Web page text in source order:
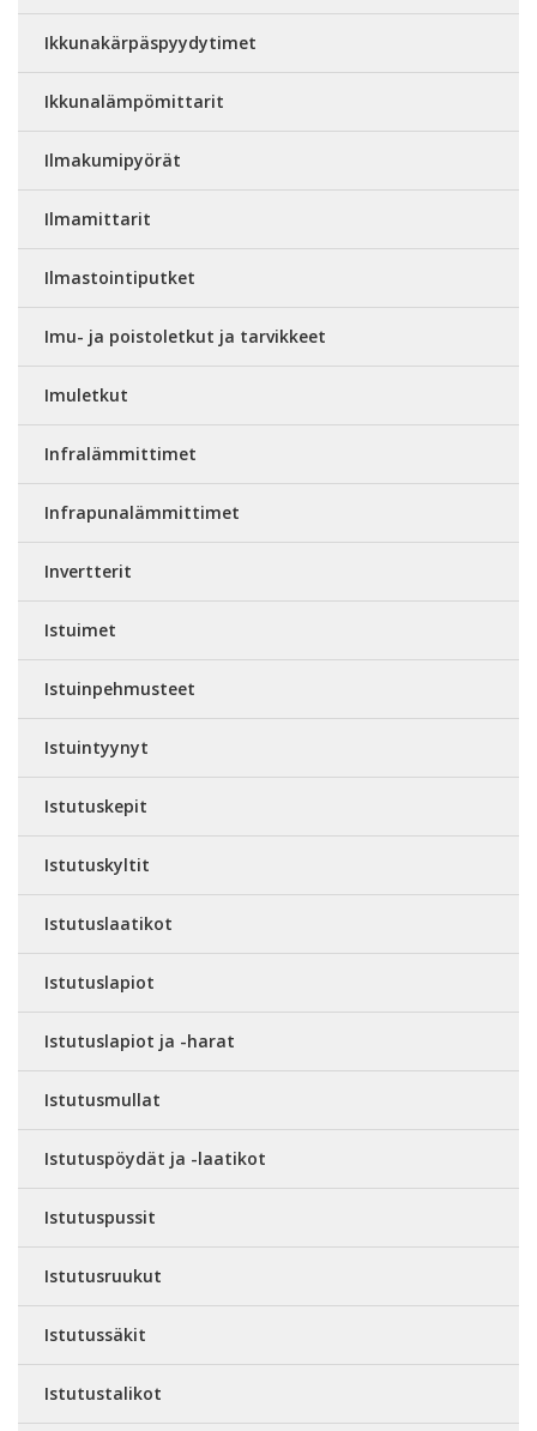
Ikkunakärpäspyydytimet
Ikkunalämpömittarit
Ilmakumipyörät
Ilmamittarit
Ilmastointiputket
Imu- ja poistoletkut ja tarvikkeet
Imuletkut
Infralämmittimet
Infrapunalämmittimet
Invertterit
Istuimet
Istuinpehmusteet
Istuintyynyt
Istutuskepit
Istutuskyltit
Istutuslaatikot
Istutuslapiot
Istutuslapiot ja -harat
Istutusmullat
Istutuspöydät ja -laatikot
Istutuspussit
Istutusruukut
Istutussäkit
Istutustalikot